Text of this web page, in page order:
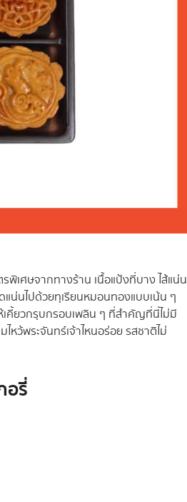
เศษจากทางร้าน เนื้อแป้งที่บาง ไส้แน่น
แน่นไปด้วยทุเรียนหมอนทองแบบเน้น ๆ
เคี้ยวกรุบกรอบเพลิน ๆ ที่สำคัญที่นี่ไม่มี
ว้พระจันทร์เจ้าไหนอร่อย รสชาติไม่
อรี่